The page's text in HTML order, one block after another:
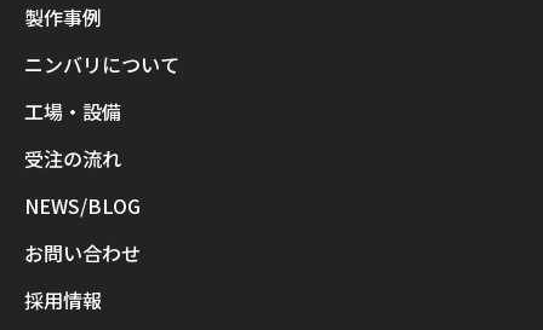
製作事例
ニンバリについて
工場・設備
受注の流れ
NEWS/BLOG
お問い合わせ
採用情報